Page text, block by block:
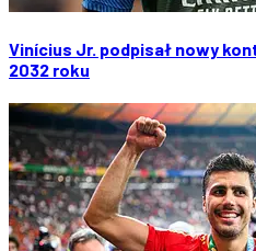
Vinícius Jr. podpisał nowy
2032 roku